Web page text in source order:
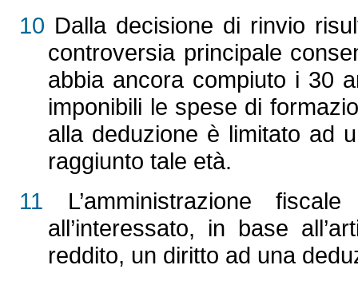
10 Dalla decisione di rinvio
controversia principale
abbia ancora compiuto i 30
imponibili le spese di
alla deduzione è limitato ad
raggiunto tale età.
11 L’amministrazione
all’interessato, in base
reddito, un diritto ad una